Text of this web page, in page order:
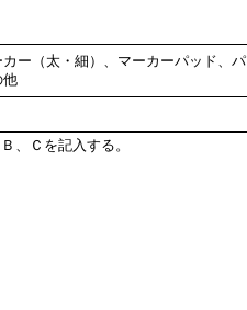
カー（太・細）、マーカーパッド、
他
、Ｃを記入する。